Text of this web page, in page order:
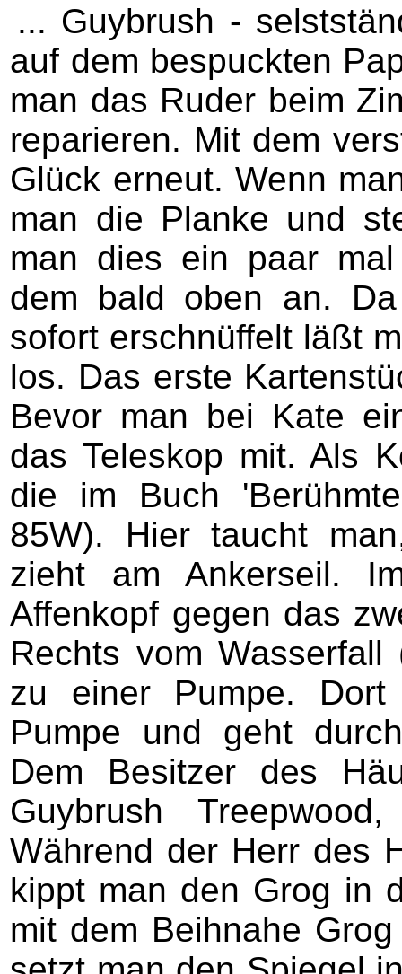
... Guybrush -
auf dem bespuckten
man das Ruder beim
reparieren. Mit dem
Glück erneut. Wenn
man die Planke und
man dies ein paar
dem bald oben an.
sofort erschnüffelt läßt
los. Das erste
Bevor man bei Kate
das Teleskop mit. Als
die im Buch
85W). Hier taucht
zieht am Ankerseil.
Affenkopf gegen das
Rechts vom
zu einer Pumpe.
Pumpe und geht
Dem Besitzer des
Guybrush
Während der Herr des
kippt man den Grog in
mit dem Beihnahe